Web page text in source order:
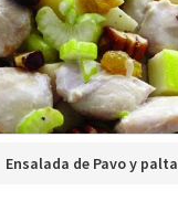
Ensalada de Pavo y palta